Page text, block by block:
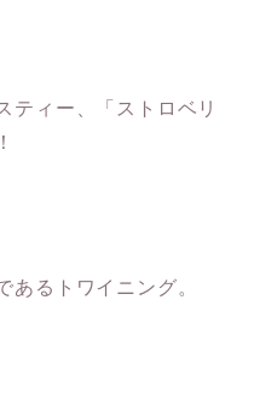
ティー、「ストロベリ
あるトワイニング。